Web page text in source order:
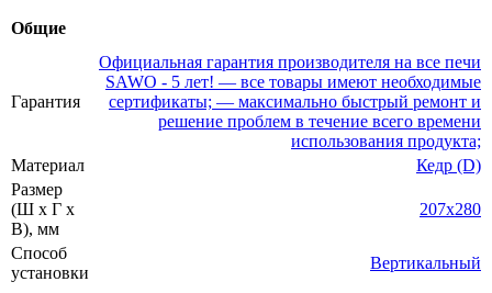
Общие
Гарантия
Официальная гарантия производителя на все печи
SAWO - 5 лет! — все товары имеют необходимые
сертификаты; — максимально быстрый ремонт и
решение проблем в течение всего времени
использования продукта;
Материал
Кедр (D)
Размер
(Ш x Г x
В), мм
207x280
Способ
установки
Вертикальный